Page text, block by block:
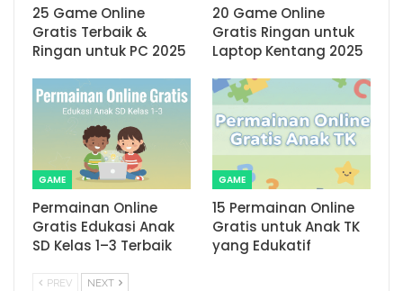
25 Game Online
Gratis Terbaik &
Ringan untuk PC 2025
20 Game Online
Gratis Ringan untuk
Laptop Kentang 2025
GAME
Permainan Online
Gratis Edukasi Anak
SD Kelas 1–3 Terbaik
GAME
15 Permainan Online
Gratis untuk Anak TK
yang Edukatif
PREV NEXT